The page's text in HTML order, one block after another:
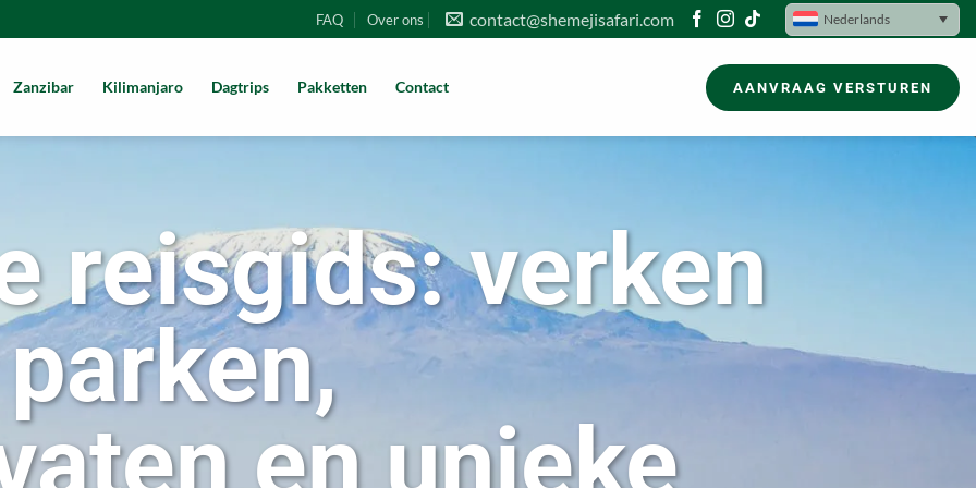
FAQ Over ons contact@shemejisafari.com Nederlands
Zanzibar Kilimanjaro Dagtrips Pakketten Contact AANVRAAG VERSTUREN
reisgids: verken
en unieke